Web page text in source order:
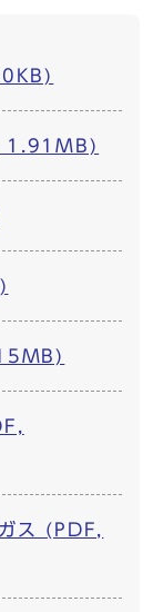
1.91MB)
ス (PDF,